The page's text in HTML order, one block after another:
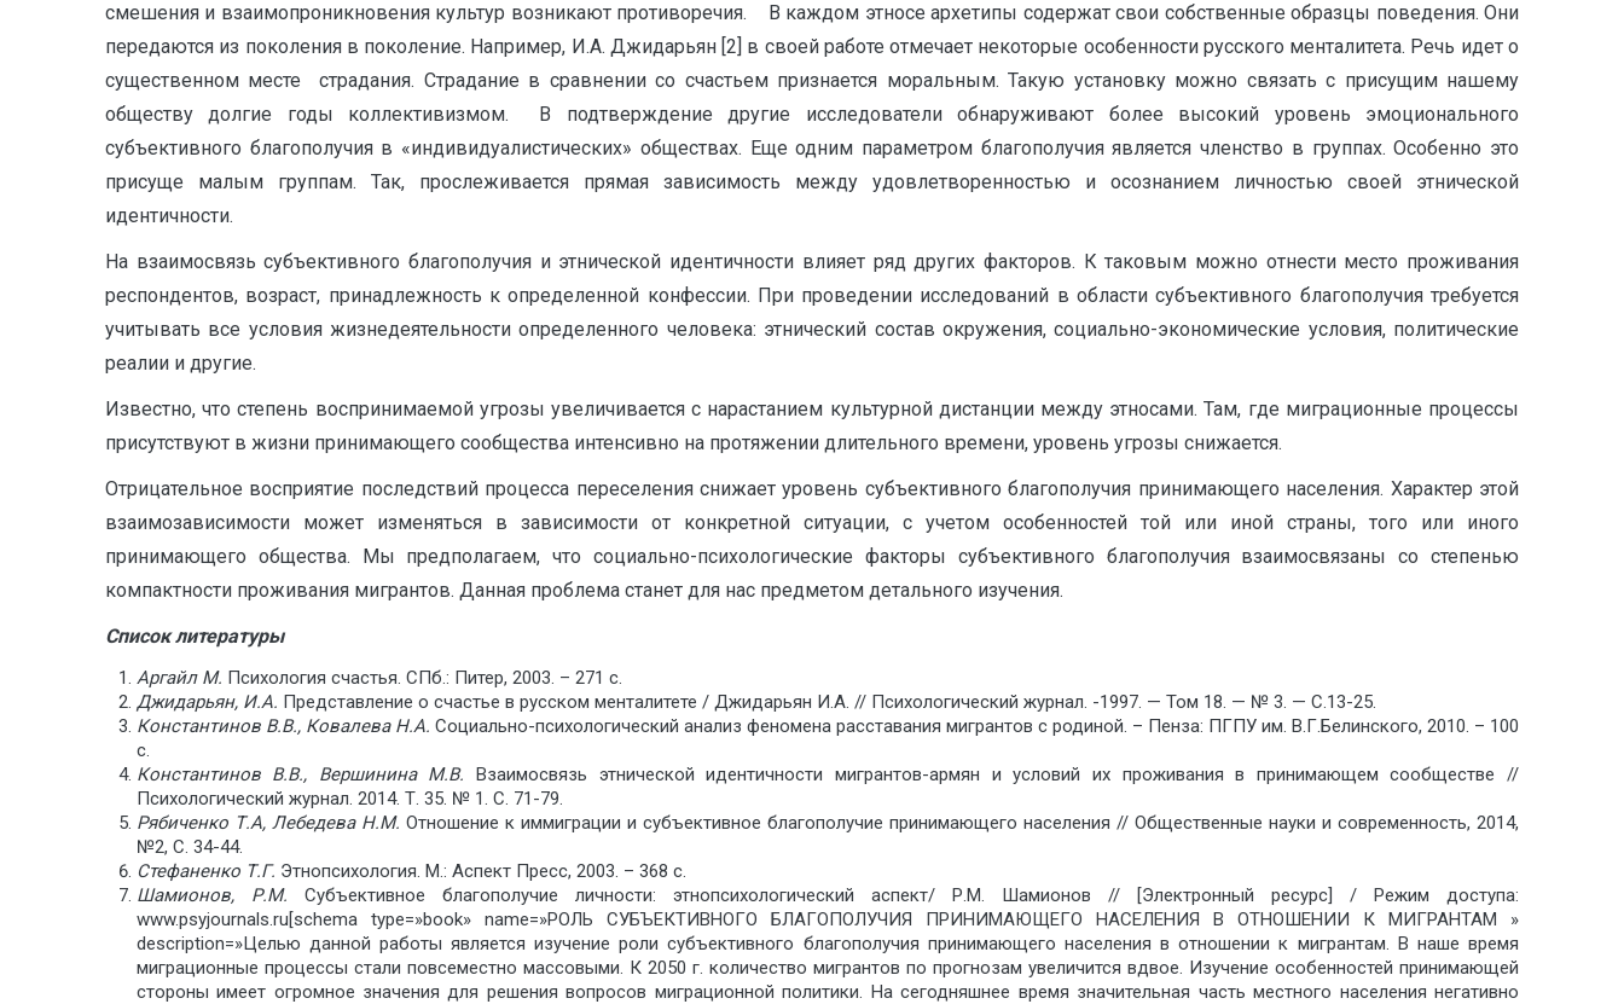
смешения и взаимопроникновения культур возникают противоречия. В каждом этносе архетипы содержат свои собственные образцы поведения. Они
передаются из поколения в поколение. Например, И.А. Джидарьян [2] в своей работе отмечает некоторые особенности русского менталитета. Речь идет о
существенном месте страдания. Страдание в сравнении со счастьем признается моральным. Такую установку можно связать с присущим нашему
обществу долгие годы коллективизмом. В подтверждение другие исследователи обнаруживают более высокий уровень эмоционального
субъективного благополучия в «индивидуалистических» обществах. Еще одним параметром благополучия является членство в группах. Особенно это
присуще малым группам. Так, прослеживается прямая зависимость между удовлетворенностью и осознанием личностью своей этнической
идентичности.
На взаимосвязь субъективного благополучия и этнической идентичности влияет ряд других факторов. К таковым можно отнести место проживания
респондентов, возраст, принадлежность к определенной конфессии. При проведении исследований в области субъективного благополучия требуется
учитывать все условия жизнедеятельности определенного человека: этнический состав окружения, социально-экономические условия, политические
реалии и другие.
Известно, что степень воспринимаемой угрозы увеличивается с нарастанием культурной дистанции между этносами. Там, где миграционные процессы
присутствуют в жизни принимающего сообщества интенсивно на протяжении длительного времени, уровень угрозы снижается.
Отрицательное восприятие последствий процесса переселения снижает уровень субъективного благополучия принимающего населения. Характер этой
взаимозависимости может изменяться в зависимости от конкретной ситуации, с учетом особенностей той или иной страны, того или иного
принимающего общества. Мы предполагаем, что социально-психологические факторы субъективного благополучия взаимосвязаны со степенью
компактности проживания мигрантов. Данная проблема станет для нас предметом детального изучения.
Список литературы
Аргайл М. Психология счастья. СПб.: Питер, 2003. – 271 с.
Джидарьян, И.А. Представление о счастье в русском менталитете / Джидарьян И.А. // Психологический журнал. -1997. — Том 18. — № 3. — С.13-25.
Константинов В.В., Ковалева Н.А. Социально-психологический анализ феномена расставания мигрантов с родиной. – Пенза: ПГПУ им. В.Г.Белинского, 2010. – 100
с.
Константинов В.В., Вершинина М.В. Взаимосвязь этнической идентичности мигрантов-армян и условий их проживания в принимающем сообществе //
Психологический журнал. 2014. Т. 35. № 1. С. 71-79.
Рябиченко Т.А, Лебедева Н.М. Отношение к иммиграции и субъективное благополучие принимающего населения // Общественные науки и современность, 2014,
№2, С. 34-44.
Стефаненко Т.Г. Этнопсихология. М.: Аспект Пресс, 2003. – 368 с.
Шамионов, Р.М. Субъективное благополучие личности: этнопсихологический аспект/ Р.М. Шамионов // [Электронный ресурс] / Режим доступа:
www.psyjournals.ru[schema type=»book» name=»РОЛЬ СУБЪЕКТИВНОГО БЛАГОПОЛУЧИЯ ПРИНИМАЮЩЕГО НАСЕЛЕНИЯ В ОТНОШЕНИИ К МИГРАНТАМ »
description=»Целью данной работы является изучение роли субъективного благополучия принимающего населения в отношении к мигрантам. В наше время
миграционные процессы стали повсеместно массовыми. К 2050 г. количество мигрантов по прогнозам увеличится вдвое. Изучение особенностей принимающей
стороны имеет огромное значения для решения вопросов миграционной политики. На сегодняшнее время значительная часть местного населения негативно